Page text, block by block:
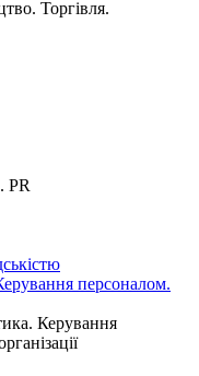
Торгівля.
PR
персоналом.
Керування